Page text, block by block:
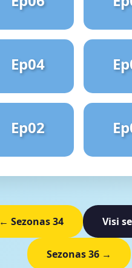
Ep04
Ep02
← Sezonas 34 Visi
Sezonas 36 →